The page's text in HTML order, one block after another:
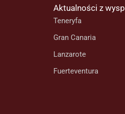
Aktualności z wysp
Teneryfa
Gran Canaria
Lanzarote
Fuerteventura